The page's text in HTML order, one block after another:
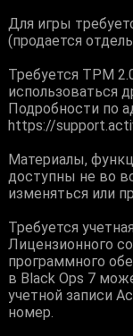
Для игры
(продается
Требуется TPM
использоваться
Подробности по
https://
Материалы,
доступны не во
изменяться или
Требуется
Лицензионного
программного
в Black Ops 7
учетной записи
номер.